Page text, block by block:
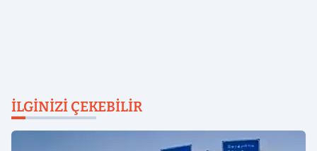
İLGINIZI ÇEKEBILIR